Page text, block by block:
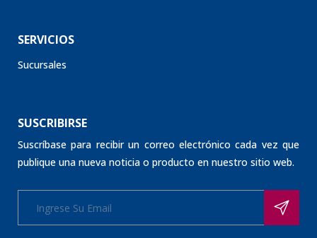
SERVICIOS
Sucursales
SUSCRIBIRSE
Suscríbase para recibir un correo electrónico cada vez que
publique una nueva noticia o producto en nuestro sitio web.